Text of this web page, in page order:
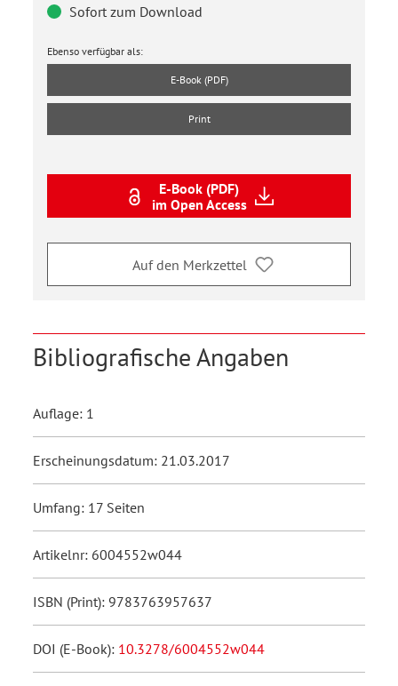
Sofort zum Download
Ebenso verfügbar als:
E-Book (PDF)
Print
E-Book (PDF)
im Open Access
Auf den Merkzettel
Bibliografische Angaben
Auflage: 1
Erscheinungsdatum: 21.03.2017
Umfang: 17 Seiten
Artikelnr: 6004552w044
ISBN (Print): 9783763957637
DOI (E-Book): 10.3278/6004552w044